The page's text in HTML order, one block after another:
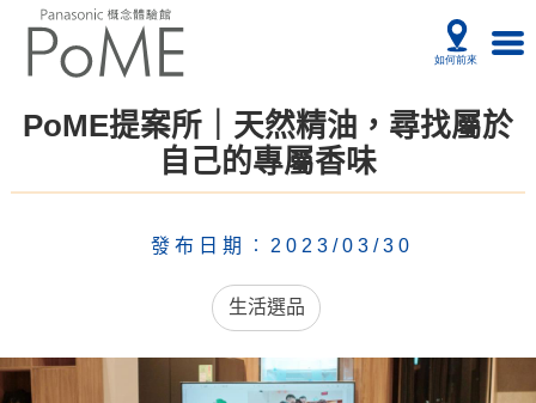
PoME提案所｜天然精油，尋找屬於
自己的專屬香味
生活選品
發布日期︰2023/03/30